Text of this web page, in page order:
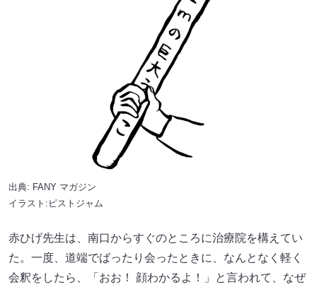
出典: FANY マガジン
イラスト:ピストジャム
赤ひげ先生は、南口からすぐのところに治療院を構えてい
た。一度、道端でばったり会ったときに、なんとなく軽く
会釈をしたら、「おお！ 顔わかるよ！」と言われて、なぜ